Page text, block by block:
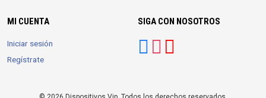
MI CUENTA
Iniciar sesión
Regístrate
SIGA CON NOSOTROS